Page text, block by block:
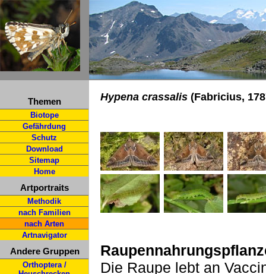
Themen
Biotope
Gefährdung
Schutz
Download
Sitemap
Home
Artportraits
Methodik
nach Familien
nach Arten
Artnavigator
Andere Gruppen
Orthoptera /
Hypena crassalis (Fabricius,
Die Raupe lebt an